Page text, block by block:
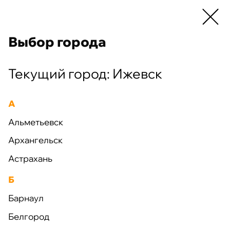
г. Ижевск
Главная Услуги Производство
Производство
Компания «А-Строй Комплектация» -
Выбор города
Текущий город: Ижевск
А
Альметьевск
Архангельск
Астрахань
Б
Барнаул
Белгород